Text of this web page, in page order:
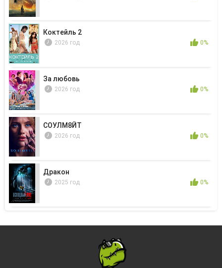
Коктейль 2
2026 год 0%
За любовь
2026 год 0%
СОУЛМ8ЙТ
2026 год 0%
Дракон
2025 год 0%